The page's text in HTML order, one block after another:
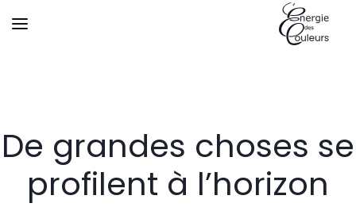
De grandes choses se
profilent à l’horizon